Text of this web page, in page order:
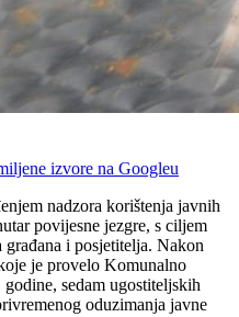
izvore na Googleu
nadzora korištenja javnih
povijesne jezgre, s ciljem
i posjetitelja. Nakon
je provelo Komunalno
sedam ugostiteljskih
oduzimanja javne